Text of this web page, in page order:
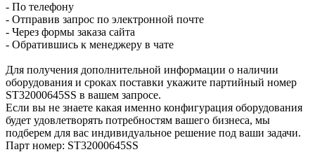
- По телефону
- Отправив запрос по электронной почте
- Через формы заказа сайта
- Обратившись к менеджеру в чате
Для получения дополнительной информации о наличии
оборудования и сроках поставки укажите партийный номер
ST32000645SS в вашем запросе.
Если вы не знаете какая именно конфигурация оборудования
будет удовлетворять потребностям вашего бизнеса, мы
подберем для вас индивидуальное решение под ваши задачи.
Парт номер: ST32000645SS